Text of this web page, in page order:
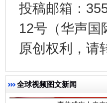
投稿邮箱：
12号（华声国
原创权利，请
全球视频图文新闻
事关残疾人未